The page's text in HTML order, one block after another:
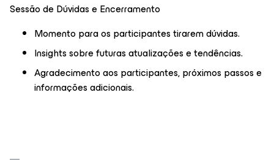
Sessão de Dúvidas e Encerramento
Momento para os participantes tirarem dúvidas.
Insights sobre futuras atualizações e tendências.
Agradecimento aos participantes, próximos passos e
informações adicionais.